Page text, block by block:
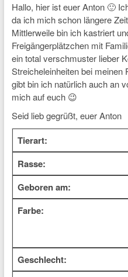
Hallo, hier ist euer Anton 🙂
da ich mich schon längere
Mittlerweile bin ich kastriert
Freigängerplätzchen mit
ein total verschmuster lieber
Streicheleinheiten bei meinen
gibt bin ich natürlich auch an
mich auf euch 😉
Seid lieb gegrüßt, euer Anton
Tierart:
Rasse:
Geboren am:
Farbe:
Geschlecht: